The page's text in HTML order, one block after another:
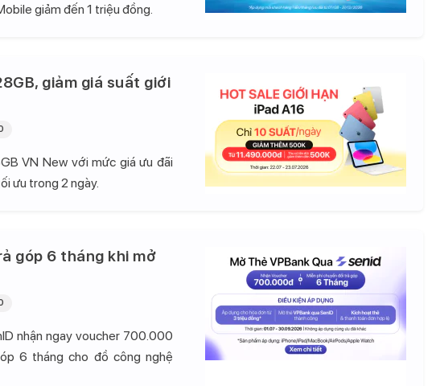
giảm đến 1 triệu đồng.
giảm giá suất giới
VN New với mức giá ưu đãi
ưu trong 2 ngày.
góp 6 tháng khi mở
nhận ngay voucher 700.000
6 tháng cho đồ công nghệ